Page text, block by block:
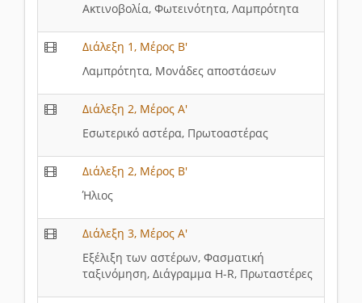
Ακτινοβολία, Φωτεινότητα, Λαμπρότητα
Διάλεξη 1, Μέρος Β'
Λαμπρότητα, Μονάδες αποστάσεων
Διάλεξη 2, Μέρος Α'
Εσωτερικό αστέρα, Πρωτοαστέρας
Διάλεξη 2, Μέρος Β'
Ήλιος
Διάλεξη 3, Μέρος Α'
Εξέλιξη των αστέρων, Φασματική
ταξινόμηση, Διάγραμμα H-R, Πρωταστέρες